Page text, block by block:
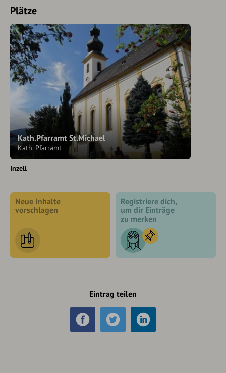
Plätze
Kath.Pfarramt St.Michael
Kath. Pfarramt
Inzell
Neue Inhalte
vorschlagen
Registriere dich,
um dir Einträge
zu merken
Eintrag teilen